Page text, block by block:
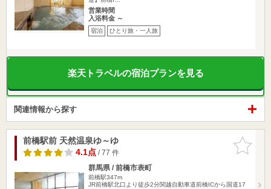
営業時間
入浴料金 ～
宿泊 ひとり旅・一人旅
楽天トラベルの宿泊プランを見る
関連情報から探す
お気に入
りに追加
前橋駅前 天然温泉ゆ～ゆ
4.1点/ 77 件
群馬県 / 前橋市表町
前橋駅347m
JR前橋駅北口より徒歩2分関越自動車道前橋ICから国道17